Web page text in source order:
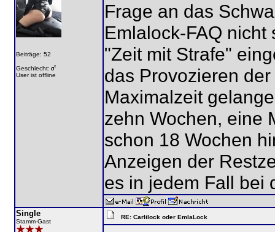
Beiträge: 52
Geschlecht:
User ist offline
Frage an das
Emlalock-FAQ
"Zeit mit Strafe"
das Provozieren
Maximalzeit
zehn Wochen, eine
schon 18 Wochen
Anzeigen der
es in jedem Fall bei
Single
Stamm-Gast
RE: Carlilock oder EmlaLock